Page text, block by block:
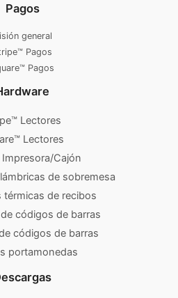
Pagos
general
Pagos
Pagos
Lectores
Lectores
Impresora/Cajón
de sobremesa
térmicas de recibos
códigos de barras
códigos de barras
portamonedas